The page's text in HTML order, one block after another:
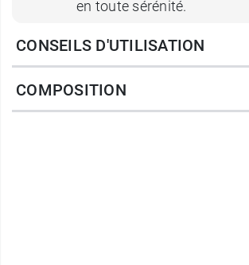
en toute sérénité.
Caractéristiques :
Zones tempérées.
Lotion anti
CONSEILS D'UTILISATION
COMPOSITION